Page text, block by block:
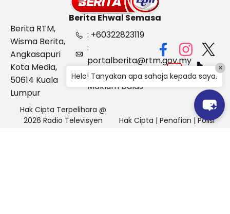
Berita Ehwal Semasa
Berita RTM,
Wisma Berita,
Angkasapuri
Kota Media,
50614 Kuala
Lumpur
: +60322823119
:
portalberita@rtm.gov.my
: Aduan &
Maklum balas
Hak Cipta Terpelihara @
2026 Radio Televisyen
Hak Cipta | Penafian | Polisi
Helo! Tanyakan apa sahaja kepada saya.
×